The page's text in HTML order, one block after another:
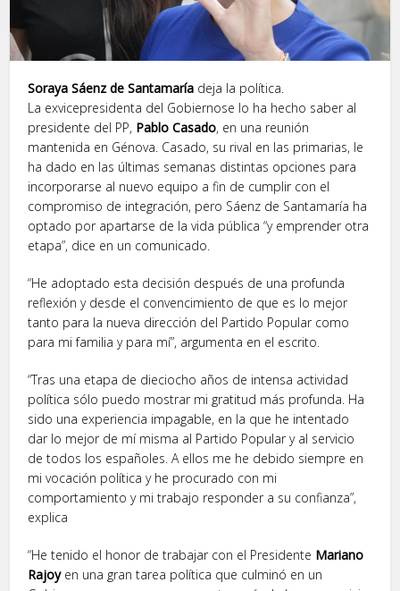
Soraya Sáenz de Santamaría deja la política.
La exvicepresidenta del Gobiernose lo ha hecho saber al
presidente del PP, Pablo Casado, en una reunión
mantenida en Génova. Casado, su rival en las primarias, le
ha dado en las últimas semanas distintas opciones para
incorporarse al nuevo equipo a fin de cumplir con el
compromiso de integración, pero Sáenz de Santamaría ha
optado por apartarse de la vida pública “y emprender otra
etapa”, dice en un comunicado.
“He adoptado esta decisión después de una profunda
reflexión y desde el convencimiento de que es lo mejor
tanto para la nueva dirección del Partido Popular como
para mi familia y para mí”, argumenta en el escrito.
“Tras una etapa de dieciocho años de intensa actividad
política sólo puedo mostrar mi gratitud más profunda. Ha
sido una experiencia impagable, en la que he intentado
dar lo mejor de mí misma al Partido Popular y al servicio
de todos los españoles. A ellos me he debido siempre en
mi vocación política y he procurado con mi
comportamiento y mi trabajo responder a su confianza”,
explica
“He tenido el honor de trabajar con el Presidente Mariano
Rajoyen una gran tarea política que culminó en un